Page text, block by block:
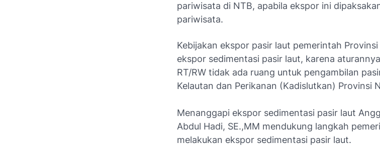
pariwisata di NTB, apabila ekspor ini
pariwisata.
Kebijakan ekspor pasir laut pemerintah
ekspor sedimentasi pasir laut, karena
RT/RW tidak ada ruang untuk pengambilan
Kelautan dan Perikanan (Kadislutkan) Provinsi
Menanggapi ekspor sedimentasi pasir laut
Abdul Hadi, SE.,MM mendukung langkah
melakukan ekspor sedimentasi pasir laut.